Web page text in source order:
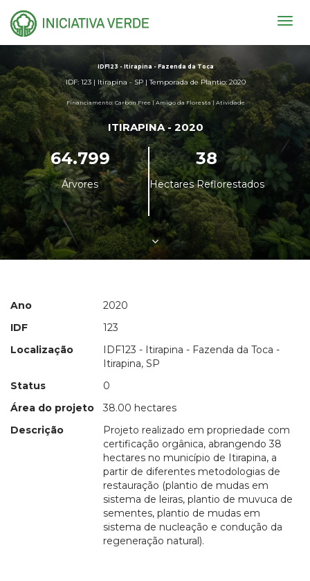
IDF123 - Itirapina - Fazenda da Toca
IDF: 123 | Itirapina - SP | Temporada de Plantio: 2020
Financiamento: Carbon Free | Amigo da Floresta | Atividade
ITIRAPINA - 2020
64.799
Árvores
38
Hectares Reflorestados
Ano
2020
IDF
123
Localização
IDF123 - Itirapina - Fazenda da Toca -
Itirapina, SP
Status
0
Área do projeto
38.00 hectares
Descrição
Projeto realizado em propriedade com
certificação orgânica, abrangendo 38
hectares no município de Itirapina, a
partir de diferentes metodologias de
restauração (plantio de mudas em
sistema de leiras, plantio de muvuca de
sementes, plantio de mudas em
sistema de nucleação e condução da
regeneração natural).